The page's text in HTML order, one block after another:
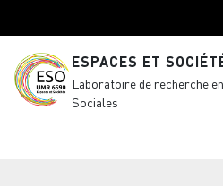
ESPACES ET
Laboratoire de recherche
Sociales